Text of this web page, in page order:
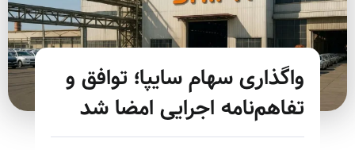
واگذاری سهام سایپا؛ توافق و
تفاهم‌نامه اجرایی امضا شد